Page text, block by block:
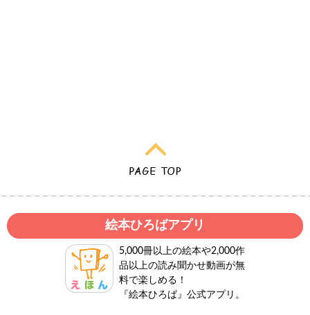
絵本ひろばアプリ
5,000冊以上の絵本や2,000作
品以上の読み聞かせ動画が無
料で楽しめる！
『絵本ひろば』公式アプリ。